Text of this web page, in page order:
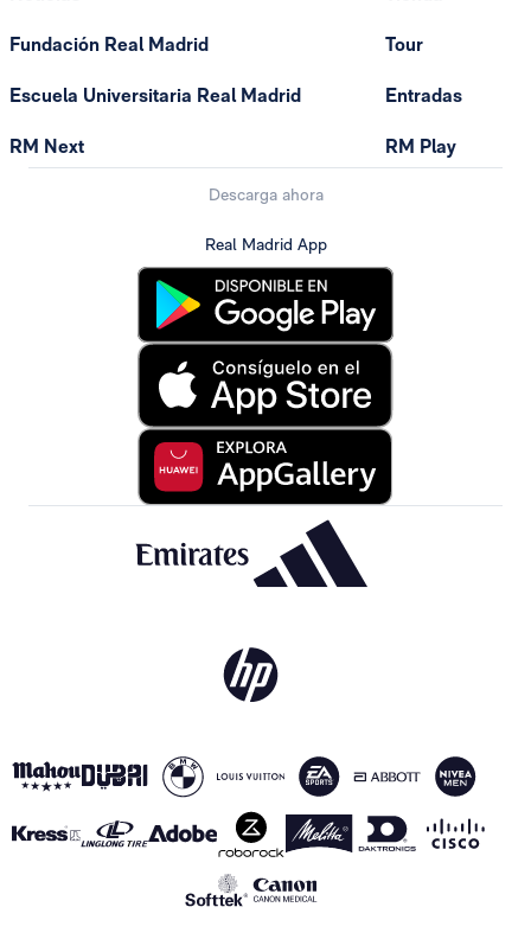
Fundación Real Madrid
Escuela Universitaria Real Madrid
RM Next
Tour
Entradas
RM Play
Descarga ahora
Real Madrid App